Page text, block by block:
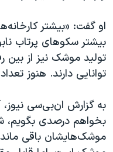
او گفت: «بیشتر
بیشتر سکوهای پرتاب
تولید موشک نیز از بین
توانایی دارند. هنوز
به گزارش ان‌بی‌سی نیوز،
موشک‌هایشان باقی